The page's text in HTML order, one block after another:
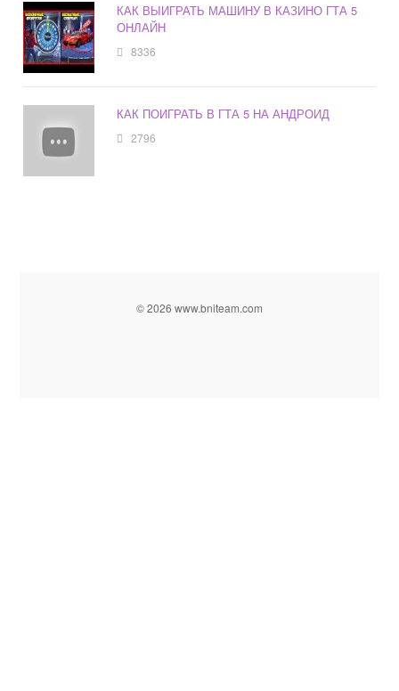
КАК ВЫИГРАТЬ МАШИНУ В КАЗИНО ГТА 5
ОНЛАЙН
8336
КАК ПОИГРАТЬ В ГТА 5 НА АНДРОИД
2796
© 2026 www.bniteam.com